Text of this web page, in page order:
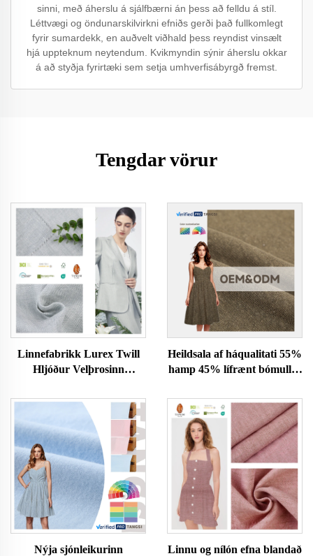
sinni, með áherslu á sjálfbærni án þess að felldu á stíl.
Léttvægi og öndunarskilvirkni efniðs gerði það fullkomlegt
fyrir sumardekk, en auðvelt viðhald þess reyndist vinsælt
hjá uppteknum neytendum. Kvikmyndin sýnir áherslu okkar
á að styðja fyrirtæki sem setja umhverfisábyrgð fremst.
Tengdar vörur
Linnefabrikk Lurex Twill
Hljóður Velþrosinn
Fatnaður Konur og
Karlafatnaður Dress Efni
fyrir Klæði
Heildsala af háqualitati 55%
hamp 45% lífrænt bómullar
meyja/konu á herðum
hreinan lit á beinum
flutningi frá framleiðanda
Nýja sjónleikurinn Linnu og nílón efna blandað